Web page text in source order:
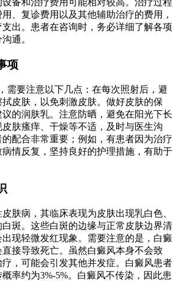
备和治疗费用可能相对较高。治疗过程
、复诊费用以及其他辅助治疗的费用，
出。患者在咨询时，务必详细了解各项
通。
项
需要注意以下几点：在每次照射后，避
皮肤，以免刺激皮肤。做好皮肤的保
的润肤乳。注意防晒，避免在阳光下长
肤瘙痒、干燥等不适，及时与医生沟
配合非常重要；例如，有患者因为治疗
情反复，坚持良好的护理措施，有助于
肤病，其临床表现为皮肤出现乳白色、
斑。这些白斑的边缘与正常皮肤边界清
现轻微发红现象。需要注意的是，白癜
接导致死亡。虽然白癜风本身不会致
，可能会引发其他并发症。白癜风患者
率约为3%-5%。白癜风不传染，因此患